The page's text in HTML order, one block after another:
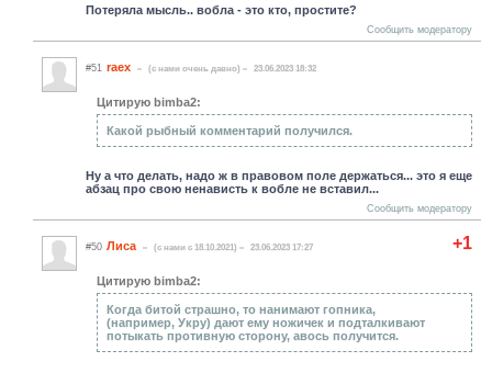
Потеряла мысль.. вобла - это кто, простите?
Сообщить модератору
#51 raex (c нами очень давно) 23.06.2023 18:32
Цитирую bimba2:
Какой рыбный комментарий получился.
Ну а что делать, надо ж в правовом поле держаться... это я еще
абзац про свою ненависть к вобле не вставил...
Сообщить модератору
+1
#50 Лиса (c нами с 18.10.2021) 23.06.2023 17:27
Цитирую bimba2:
Когда битой страшно, то нанимают гопника,
(например, Укру) дают ему ножичек и подталкивают
потыкать противную сторону, авось получится.